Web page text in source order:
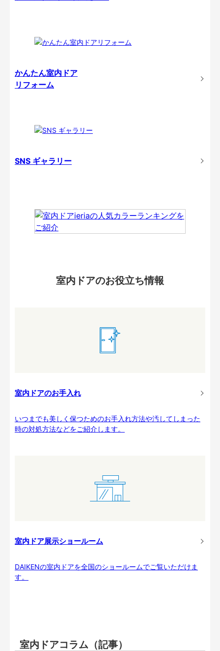
かんたん室内ドア
リフォーム
SNS ギャラリー
室内ドアのお役立ち情報
室内ドアのお手入れ
いつまでも美しく保つためのお手入れ方法や汚してしまった
時の対処方法などをご紹介します。
室内ドア展示ショールーム
DAIKENの室内ドアを全国のショールームでご覧いただけま
す。
室内ドアコラム（記事）